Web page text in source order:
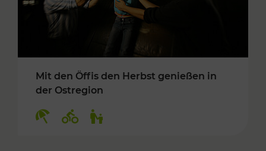
Mit den Öffis den Herbst genießen in
der Ostregion